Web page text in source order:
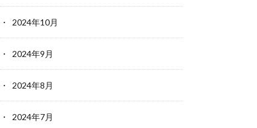
2024年10月
2024年9月
2024年8月
2024年7月